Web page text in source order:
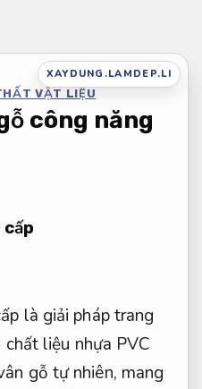
XAYDUNG.LAMDEP.LI
VẬT LIỆU
công năng
cấp
là giải pháp trang
liệu nhựa PVC
gỗ tự nhiên, mang